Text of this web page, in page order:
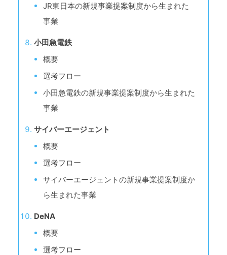
JR東日本の新規事業提案制度から生まれた
事業
小田急電鉄
概要
選考フロー
小田急電鉄の新規事業提案制度から生まれた
事業
サイバーエージェント
概要
選考フロー
サイバーエージェントの新規事業提案制度か
ら生まれた事業
DeNA
概要
選考フロー